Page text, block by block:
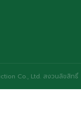
Co., Ltd. สงวนลิขสิทธิ์